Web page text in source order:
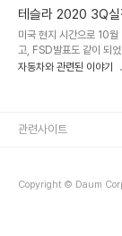
써, 7명으로 늘어났습니
가전 제품에서 자동차와
다루고 있다. 이런 컨슈
ADAS 성능을 평가하는
https://
safety/active-
테슬라 2020 3Q실
것 같다..
미국 현지 시간으로 10
고, FSD발표도 같이 되
제대로 재무재표를 볼 줄
현금이 5.9B 증가해서,
자동차와 관련된 이야기
Copyright © Daum
관련사이트